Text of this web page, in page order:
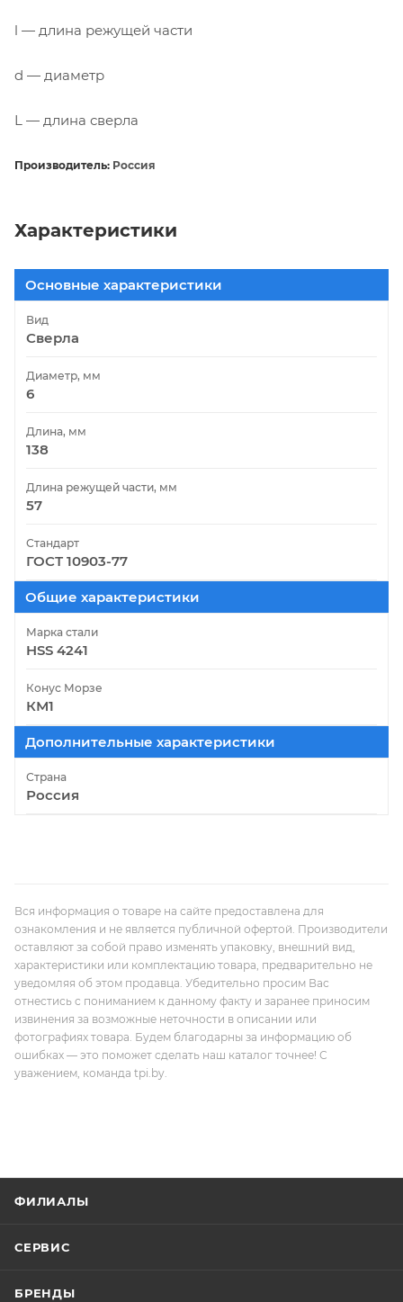
l — длина режущей части
d — диаметр
L — длина сверла
Производитель: Россия
Характеристики
Основные характеристики
Вид
Сверла
Диаметр, мм
6
Длина, мм
138
Длина режущей части, мм
57
Стандарт
ГОСТ 10903-77
Общие характеристики
Марка стали
HSS 4241
Конус Морзе
КМ1
Дополнительные характеристики
Страна
Россия
Вся информация о товаре на сайте предоставлена для
ознакомления и не является публичной офертой. Производители
оставляют за собой право изменять упаковку, внешний вид,
характеристики или комплектацию товара, предварительно не
уведомляя об этом продавца. Убедительно просим Вас
отнестись с пониманием к данному факту и заранее приносим
извинения за возможные неточности в описании или
фотографиях товара. Будем благодарны за информацию об
ошибках — это поможет сделать наш каталог точнее! С
уважением, команда tpi.by.
ФИЛИАЛЫ
СЕРВИС
БРЕНДЫ